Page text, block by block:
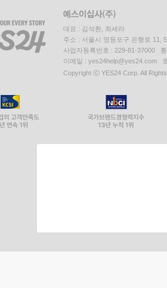
대표 : 김석환, 최세라
주소 : 서울시 영등포구 은행로 11,
사업자등록번호 : 229-81-37000
이메일 : yes24help@yes24.com
Copyright ⓒ YES24 Corp. All